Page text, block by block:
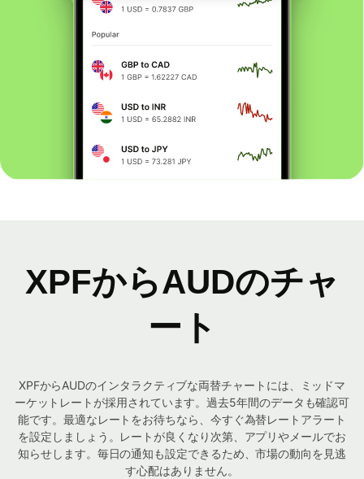
XPFからAUDのチャ
ート
XPFからAUDのインタラクティブな両替チャートには、ミッドマ
ーケットレートが採用されています。過去5年間のデータも確認可
能です。最適なレートをお待ちなら、今すぐ為替レートアラート
を設定しましょう。レートが良くなり次第、アプリやメールでお
知らせします。毎日の通知も設定できるため、市場の動向を見逃
す心配はありません。